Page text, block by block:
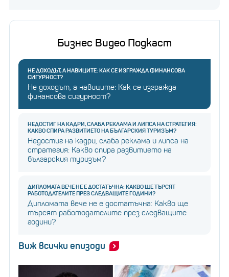
Бизнес Видео Подкаст
НЕ ДОХОДЪТ, А НАВИЦИТЕ: КАК СЕ ИЗГРАЖДА ФИНАНСОВА
СИГУРНОСТ?
Не доходът, а навиците: Как се изгражда
финансова сигурност?
НЕДОСТИГ НА КАДРИ, СЛАБА РЕКЛАМА И ЛИПСА НА СТРАТЕГИЯ:
КАКВО СПИРА РАЗВИТИЕТО НА БЪЛГАРСКИЯ ТУРИЗЪМ?
Недостиг на кадри, слаба реклама и липса на
стратегия: Какво спира развитието на
българския туризъм?
ДИПЛОМАТА ВЕЧЕ НЕ Е ДОСТАТЪЧНА: КАКВО ЩЕ ТЪРСЯТ
РАБОТОДАТЕЛИТЕ ПРЕЗ СЛЕДВАЩИТЕ ГОДИНИ?
Дипломата вече не е достатъчна: Какво ще
търсят работодателите през следващите
години?
Виж всички епизоди